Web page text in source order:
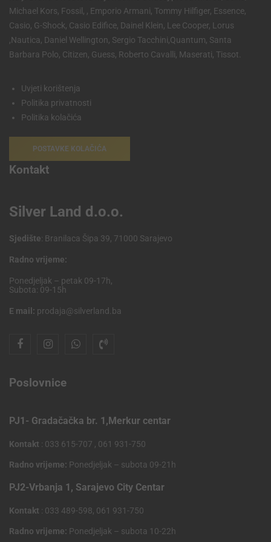
Michael Kors, Fossil, , Emporio Armani, Tommy Hilfiger, Essence,
Casio, G-Shock, Casio Edifice, Dainel Klein, Lee Cooper, Lorus
,Nautica, Daniel Wellington, Sergio Tacchini,Quantum, Santa
Barbara Polo, Citizen, Guess, Roberto Cavalli, Maserati, Tissot.
Uvjeti korištenja
Politika privatnosti
Politika kolačića
POSTAVKE KOLAČIĆA
Kontakt
Silver Land d.o.o.
Sjedište: Branilaca Šipa 39, 71000 Sarajevo
Radno vrijeme:
Ponedjeljak – petak 09-17h,
Subota: 09-15h
E mail: prodaja@silverland.ba
Poslovnice
PJ1- Gradačačka br. 1,Merkur centar
Kontakt : 033 615-707 , 061 931-750
Radno vrijeme: Ponedjeljak – subota 09-21h
PJ2-Vrbanja 1, Sarajevo City Centar
Kontakt : 033 489-598, 061 931-750
Radno vrijeme: Ponedjeljak – subota 10-22h